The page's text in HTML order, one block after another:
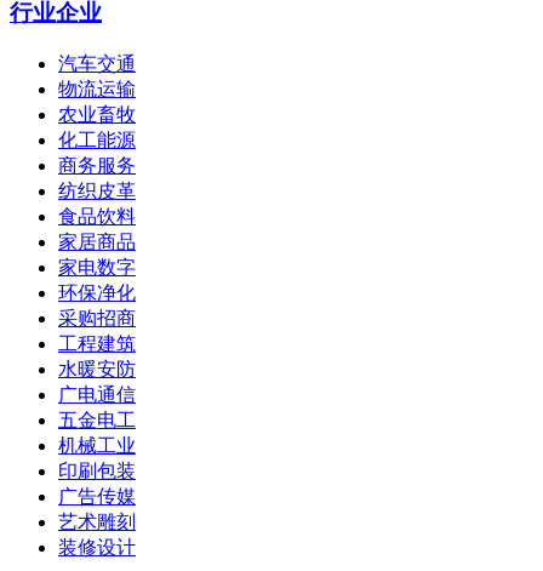
行业企业
汽车交通
物流运输
农业畜牧
化工能源
商务服务
纺织皮革
食品饮料
家居商品
家电数字
环保净化
采购招商
工程建筑
水暖安防
广电通信
五金电工
机械工业
印刷包装
广告传媒
艺术雕刻
装修设计